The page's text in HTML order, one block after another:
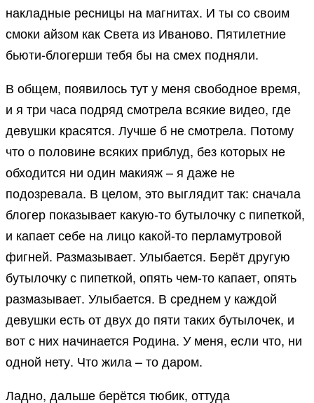
накладные ресницы на магнитах. И ты со своим
смоки айзом как Света из Иваново. Пятилетние
бьюти-блогерши тебя бы на смех подняли.
В общем, появилось тут у меня свободное время,
и я три часа подряд смотрела всякие видео, где
девушки красятся. Лучше б не смотрела. Потому
что о половине всяких приблуд, без которых не
обходится ни один макияж – я даже не
подозревала. В целом, это выглядит так: сначала
блогер показывает какую-то бутылочку с пипеткой,
и капает себе на лицо какой-то перламутровой
фигней. Размазывает. Улыбается. Берёт другую
бутылочку с пипеткой, опять чем-то капает, опять
размазывает. Улыбается. В среднем у каждой
девушки есть от двух до пяти таких бутылочек, и
вот с них начинается Родина. У меня, если что, ни
одной нету. Что жила – то даром.
Ладно, дальше берётся тюбик, оттуда